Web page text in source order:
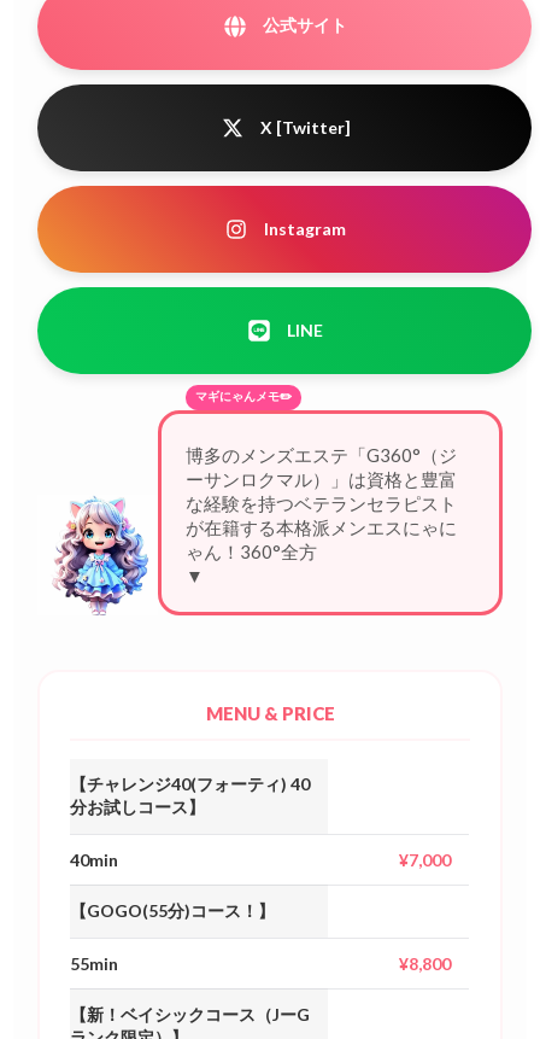
公式サイト
X [Twitter]
Instagram
LINE
マギにゃんメモ✏️
博多のメンズエステ「G360°（ジ
ーサンロクマル）」は資格と豊富
な経験を持つベテランセラピスト
が在籍する本格派メンエスにゃに
ゃん！360°全方位から包み込む施
▼
MENU & PRICE
【チャレンジ40(フォーティ) 40
分お試しコース】
40min ¥7,000
【GOGO(55分)コース！】
55min ¥8,800
【新！ベイシックコース（JーG